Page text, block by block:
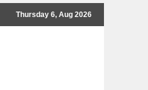
Thursday 6, Aug 2026